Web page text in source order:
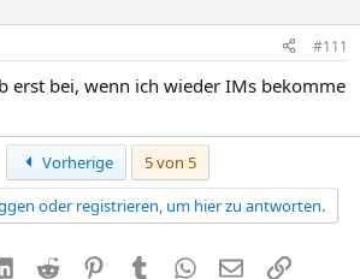
#111
erst bei, wenn ich wieder IMs bekomme
Erste Vorherige
5 von 5
oder registrieren, um hier zu antworten.
LinkedIn
Reddit PinterestTumblr WhatsApp
E-MailLink